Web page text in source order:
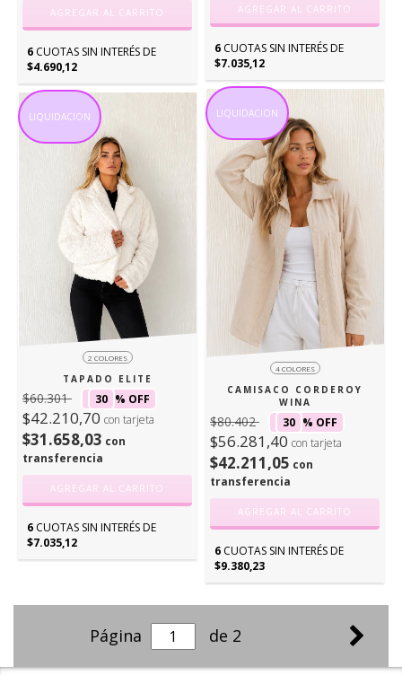
AGREGAR AL CARRITO
6 CUOTAS SIN INTERÉS DE
$4.690,12
AGREGAR AL CARRITO
6 CUOTAS SIN INTERÉS DE
$7.035,12
LIQUIDACION
2 COLORES
TAPADO ELITE
$60.301 30 % OFF
$42.210,70 con tarjeta
$31.658,03 con
transferencia
AGREGAR AL CARRITO
6 CUOTAS SIN INTERÉS DE
$7.035,12
LIQUIDACION
4 COLORES
CAMISACO CORDEROY
WINA
$80.402 30 % OFF
$56.281,40 con tarjeta
$42.211,05 con
transferencia
AGREGAR AL CARRITO
6 CUOTAS SIN INTERÉS DE
$9.380,23
Página de 2